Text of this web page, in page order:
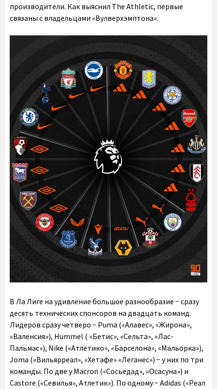
производители. Как выяснил The Athletic, первые
связаны с владельцами «Вулверхэмптона».
В Ла Лиге на удивление большое разнообразие − сразу
десять технических спонсоров на двадцать команд.
Лидеров сразу четверо − Puma («Алавес», «Жирона»,
«Валенсия»), Hummel ( «Бетис», «Сельта», «Лас-
Пальмас»), Nike («Атлетико», «Барселона», «Мальорка»),
Joma («Вильярреал», «Хетафе» «Леганес») − у них по три
команды. По две у Macron («Сосьедад», «Осасуна») и
Castore («Севилья», Атлетик»). По одному − Adidas («Реал